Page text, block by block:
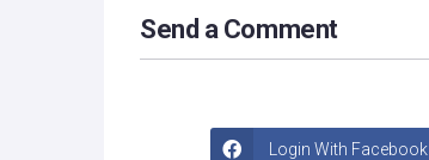
Send a Comment
Login With Facebook